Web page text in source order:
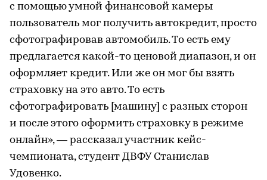
с помощью умной финансовой камеры
пользователь мог получить автокредит, просто
сфотографировав автомобиль. То есть ему
предлагается какой-то ценовой диапазон, и он
оформляет кредит. Или же он мог бы взять
страховку на это авто. То есть
сфотографировать [машину] с разных сторон
и после этого оформить страховку в режиме
онлайн», — рассказал участник кейс-
чемпионата, студент ДВФУ Станислав
Удовенко.